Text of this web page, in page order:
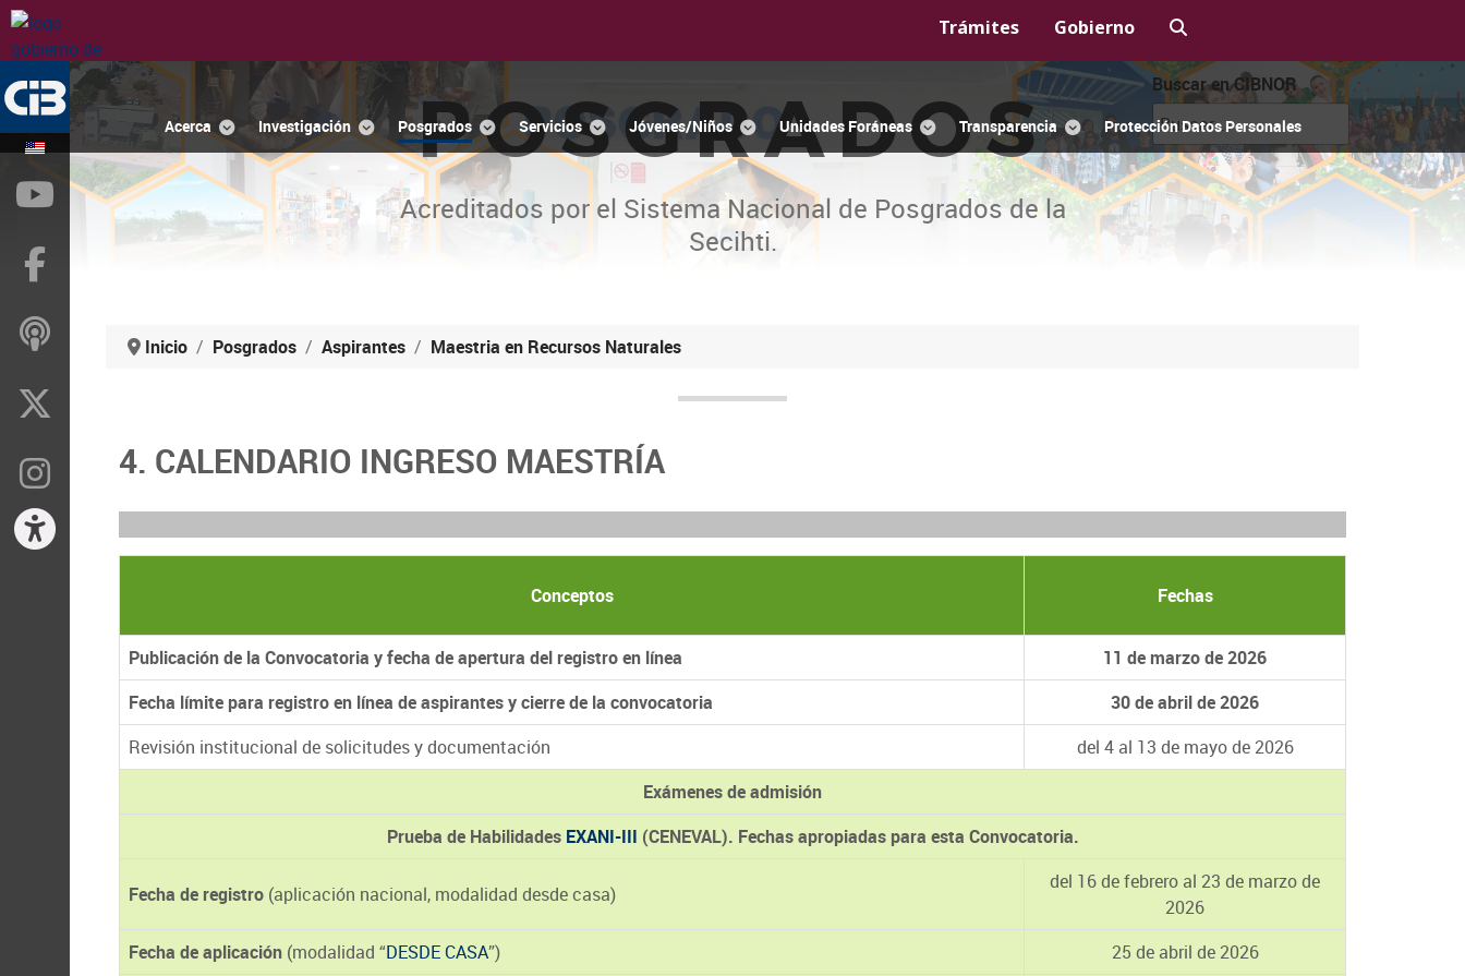
Trámites Gobierno
Acerca Investigación Posgrados Servicios Jóvenes/Niños Unidades Foráneas Transparencia Protección Datos Personales
POSGRADOS
Acreditados por el Sistema Nacional de Posgrados de la
Secihti.
Buscar en CIBNOR
Inicio Posgrados Aspirantes Maestria en Recursos Naturales
4. CALENDARIO INGRESO MAESTRÍA
Conceptos Fechas
Publicación de la Convocatoria y fecha de apertura del registro en línea
11 de marzo de 2026
Fecha límite para registro en línea de aspirantes y cierre de la convocatoria
30 de abril de 2026
Revisión institucional de solicitudes y documentación
del 4 al 13 de mayo de 2026
Exámenes de admisión
Prueba de Habilidades EXANI-III (CENEVAL). Fechas apropiadas para esta Convocatoria.
Fecha de registro (aplicación nacional, modalidad desde casa)
del 16 de febrero al 23 de marzo de
2026
Fecha de aplicación (modalidad “DESDE CASA”)
25 de abril de 2026
YouTube
ivoox
Instragram